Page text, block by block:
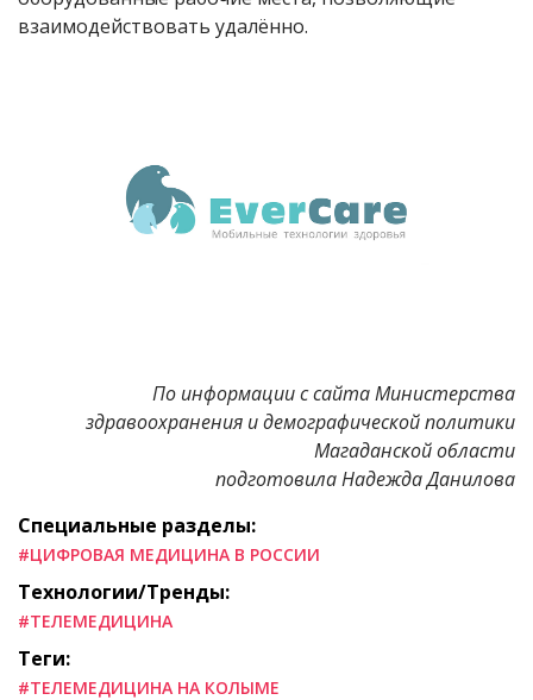
взаимодействовать удалённо.
По информации с сайта Министерства
здравоохранения и демографической политики
Магаданской области
подготовила Надежда Данилова
Специальные разделы:
#ЦИФРОВАЯ МЕДИЦИНА В РОССИИ
Технологии/Тренды:
#ТЕЛЕМЕДИЦИНА
Теги:
#ТЕЛЕМЕДИЦИНА НА КОЛЫМЕ